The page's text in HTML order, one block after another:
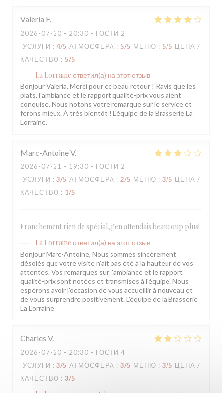
Valeria F
2026-07-20 - 20:30 - ГОСТИ 2
УСЛУГИ : 4/5 АТМОСФЕРА : 5/5 МЕНЮ : 5/5 ЦЕНА /
КАЧЕСТВО : 5/5
La Lorraine ответил(а) на этот отзыв
Bonjour Valeria, Merci pour ce beau retour ! Ravis que les
plats, l'ambiance et le rapport qualité-prix vous aient
conquise. Nous notons votre remarque sur le service et
ferons mieux. À très bientôt ! L'équipe de la Brasserie La
Lorraine.
Marc-AntoineV
2026-07-21 - 19:30 - ГОСТИ 2
УСЛУГИ : 3/5 АТМОСФЕРА : 2/5 МЕНЮ : 3/5 ЦЕНА /
КАЧЕСТВО : 1/5
Franchement rien de spécial, j’en attendais beaucoup plus!
La Lorraine ответил(а) на этот отзыв
Bonjour Marc-Antoine, Nous sommes sincèrement
désolés que votre visite n'ait pas été à la hauteur de vos
attentes. Vos remarques sur l'ambiance et le rapport
qualité-prix sont notées et transmises à l'équipe. Nous
espérons avoir l'occasion de vous accueillir à nouveau et
de vous surprendre positivement. L'équipe de la Brasserie
La Lorraine
Charles V
2026-07-20 - 20:30 - ГОСТИ 4
УСЛУГИ : 3/5 АТМОСФЕРА : 3/5 МЕНЮ : 3/5 ЦЕНА /
КАЧЕСТВО : 3/5